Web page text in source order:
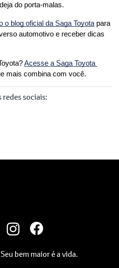
do porta-malas.
o blog oficial da Saga Toyota para
automotivo e receber dicas
Acesse a Saga Toyota
mais combina com você.
sociais:
bem maior é a vida.